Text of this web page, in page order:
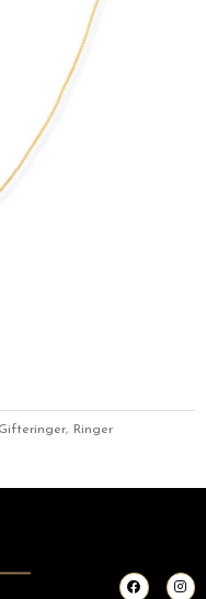
Gifteringer, Ringer
F
a
I
n